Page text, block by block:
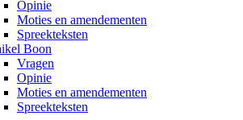
Opinie
Moties en amendementen
Spreekteksten
Boon
Vragen
Opinie
Moties en amendementen
Spreekteksten